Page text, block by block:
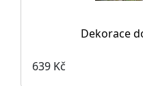
Dekorace
639 Kč